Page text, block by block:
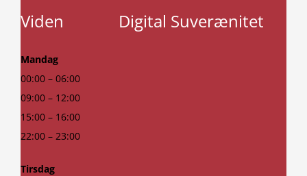
Viden
Digital Suverænitet
Mandag
00:00 – 06:00
09:00 – 12:00
15:00 – 16:00
22:00 – 23:00
Tirsdag